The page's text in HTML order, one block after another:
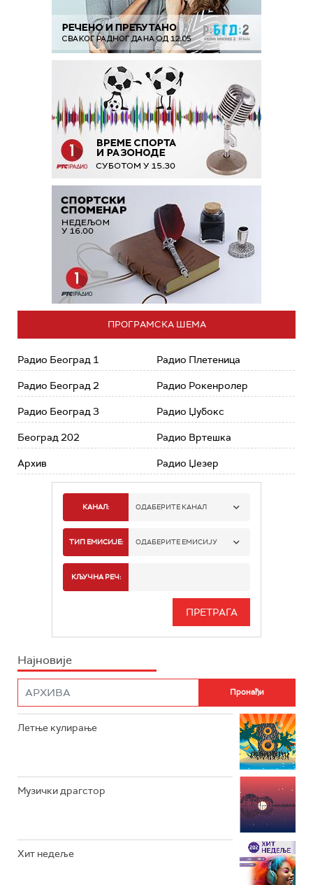
ПРОГРАМСКА ШЕМА
Радио Београд 1
Радио Београд 2
Радио Београд 3
Београд 202
Архив
Радио Плетеница
Радио Рокенролер
Радио Џубокс
Радио Вртешка
Радио Џезер
КАНАЛ: ОДАБЕРИТЕ КАНАЛ
РАДИО БЕОГРАД 1
РАДИО БЕОГРАД 3
РАДИО РОКЕНРОЛЕР
РАДИО ЏЕЗЕР
ТИП ЕМИСИЈЕ: ОДАБЕРИТЕ ЕМИСИЈУ
ИНФО
КЉУЧНА РЕЧ:
Најновије
Летње кулирање
Музички драгстор
Хит недеље